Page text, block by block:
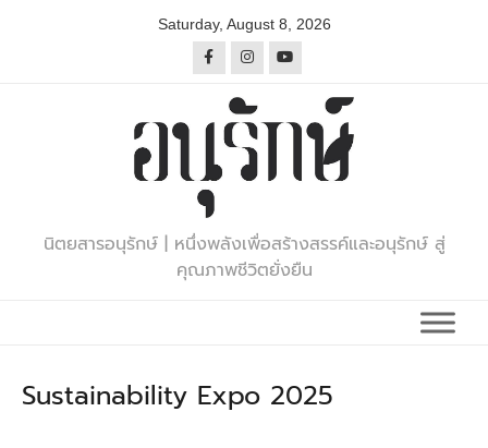
Saturday, August 8, 2026
นิตยสารอนุรักษ์ | หนึ่งพลังเพื่อสร้างสรรค์และอนุรักษ์ สู่
คุณภาพชีวิตยั่งยืน
Sustainability Expo 2025